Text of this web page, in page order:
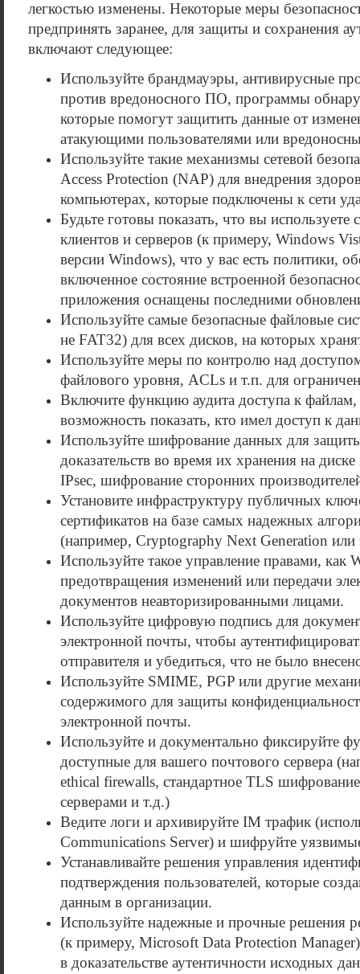
легкостью изменены. Некоторые меры
предпринять заранее, для защиты и сохранения
включают следующее:
Используйте брандмауэры, антивирусные
против вредоносного ПО, программы
которые помогут защитить данные от
атакующими пользователями или
Используйте такие механизмы сетевой
Access Protection (NAP) для внедрения
компьютерах, которые подключены к сети
Будьте готовы показать, что вы
клиентов и серверов (к примеру, Windows
версии Windows), что у вас есть политики,
включенное состояние встроенной
приложения оснащены последними
Используйте самые безопасные файловые
не FAT32) для всех дисков, на которых
Используйте меры по контролю над
файлового уровня, ACLs и т.п. для
Включите функцию аудита доступа к
возможность показать, кто имел доступ к
Используйте шифрование данных для
доказательств во время их хранения на
IPsec, шифрование сторонних
Установите инфраструктуру публичных
сертификатов на базе самых надежных
(например, Cryptography Next Generation
Используйте такое управление правами,
предотвращения изменений или передачи
документов неавторизированными лицами.
Используйте цифровую подпись для
электронной почты, чтобы
отправителя и убедиться, что не было
Используйте SMIME, PGP или другие
содержимого для защиты
электронной почты.
Используйте и документально фиксируйте
доступные для вашего почтового сервера
ethical firewalls, стандартное TLS
серверами и т.д.)
Ведите логи и архивируйте IM трафик
Communications Server) и шифруйте
Устанавливайте решения управления
подтверждения пользователей, которые
данным в организации.
Используйте надежные и прочные решения
(к примеру, Microsoft Data Protection
в доказательстве аутентичности исходных